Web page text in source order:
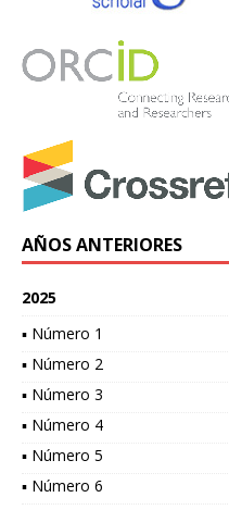
AÑOS ANTERIORES
2025
▪ Número 1
▪ Número 2
▪ Número 3
▪ Número 4
▪ Número 5
▪ Número 6